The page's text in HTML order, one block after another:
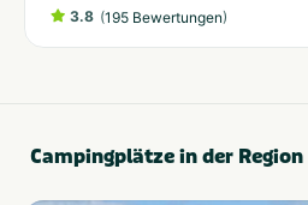
3.8 (195 Bewertungen)
Campingplätze in der Region